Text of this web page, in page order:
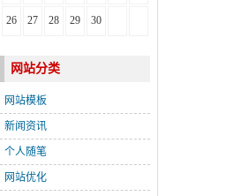
26 27 28 29 30
网站分类
网站模板
新闻资讯
个人随笔
网站优化